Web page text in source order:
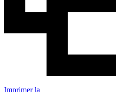
Imprimer la